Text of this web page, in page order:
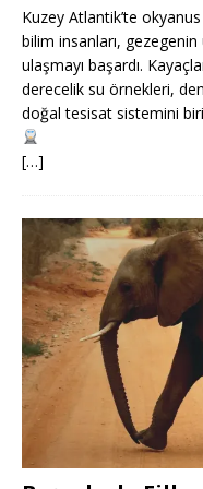
Kuzey Atlantik’te
bilim insanları,
ulaşmayı başardı.
derecelik su örnekleri,
doğal tesisat sistemini
[…]